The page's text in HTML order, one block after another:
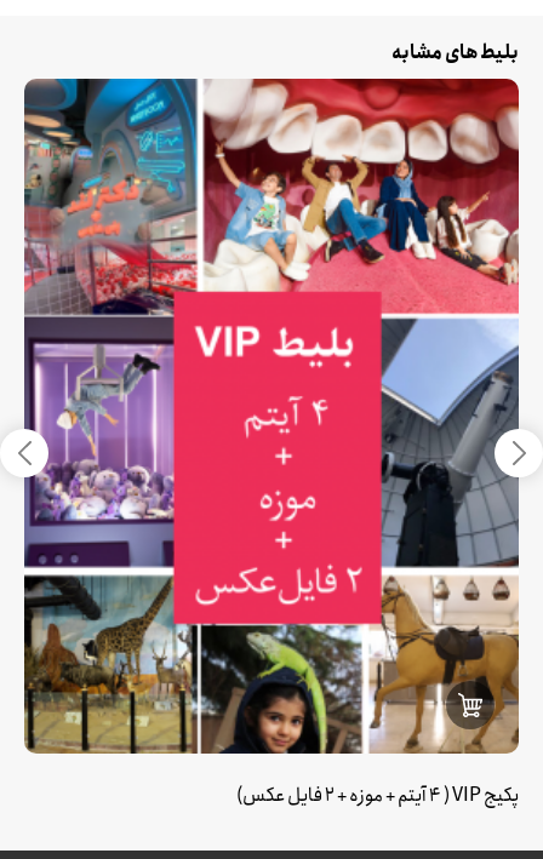
بلیط های مشابه
پکیج VIP ( ‫۴ آیتم + موزه + ۲ فایل عکس‫‫)